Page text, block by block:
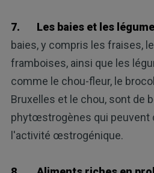
7. Les baies et les
baies, y compris les fraises,
framboises, ainsi que les
comme le chou-fleur, le
Bruxelles et le chou, sont de
phytœstrogènes qui peuvent
l'activité œstrogénique.